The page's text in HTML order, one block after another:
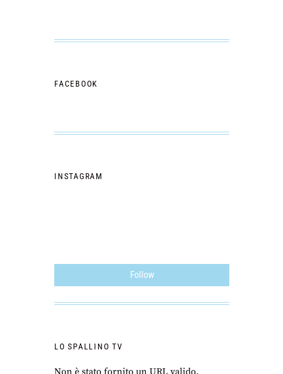
FACEBOOK
INSTAGRAM
Follow
LO SPALLINO TV